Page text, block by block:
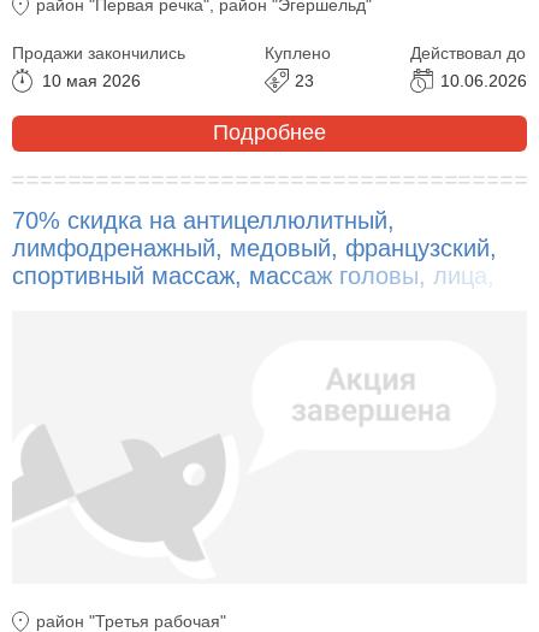
район "Первая речка", район "Эгершельд"
Продажи закончились
10 мая 2026
Куплено
23
Действовал до
10.06.2026
Подробнее
70% скидка на антицеллюлитный,
лимфодренажный, медовый, французский,
спортивный массаж, массаж головы, лица,
район "Третья рабочая"